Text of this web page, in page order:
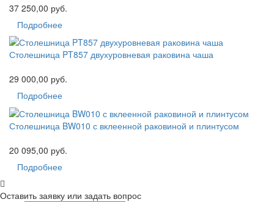
37 250,00 руб.
Подробнее
Столешница PT857 двухуровневая раковина чаша
29 000,00 руб.
Подробнее
Столешница BW010 с вклеенной раковиной и плинтусом
20 095,00 руб.
Подробнее
Оставить заявку или задать вопрос